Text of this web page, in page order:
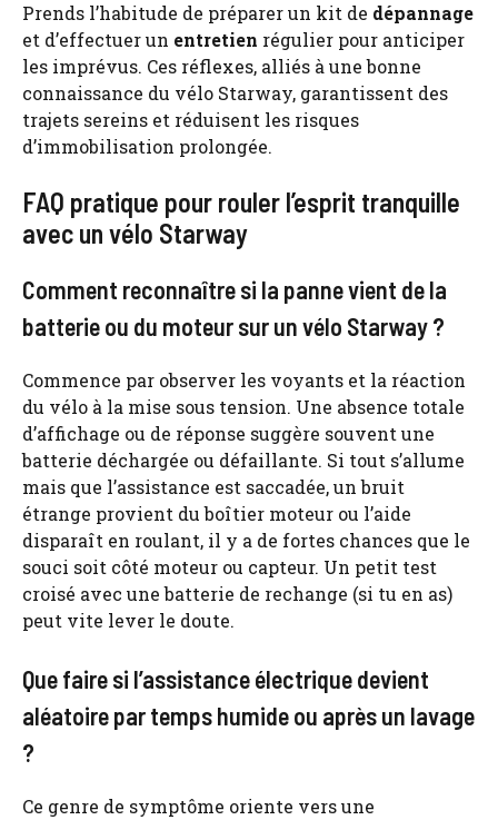
Prends l’habitude de préparer un kit de dépannage
et d’effectuer un entretien régulier pour anticiper
les imprévus. Ces réflexes, alliés à une bonne
connaissance du vélo Starway, garantissent des
trajets sereins et réduisent les risques
d’immobilisation prolongée.
FAQ pratique pour rouler l’esprit tranquille
avec un vélo Starway
Comment reconnaître si la panne vient de la
batterie ou du moteur sur un vélo Starway ?
Commence par observer les voyants et la réaction
du vélo à la mise sous tension. Une absence totale
d’affichage ou de réponse suggère souvent une
batterie déchargée ou défaillante. Si tout s’allume
mais que l’assistance est saccadée, un bruit
étrange provient du boîtier moteur ou l’aide
disparaît en roulant, il y a de fortes chances que le
souci soit côté moteur ou capteur. Un petit test
croisé avec une batterie de rechange (si tu en as)
peut vite lever le doute.
Que faire si l’assistance électrique devient
aléatoire par temps humide ou après un lavage
?
Ce genre de symptôme oriente vers une